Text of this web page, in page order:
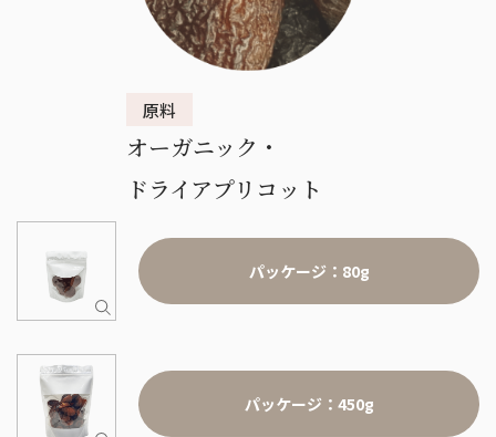
オーガニック・
ドライアプリコット
パッケージ：80g
パッケージ：450g